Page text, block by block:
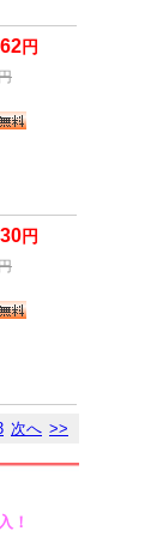
円
円
次へ >>
！